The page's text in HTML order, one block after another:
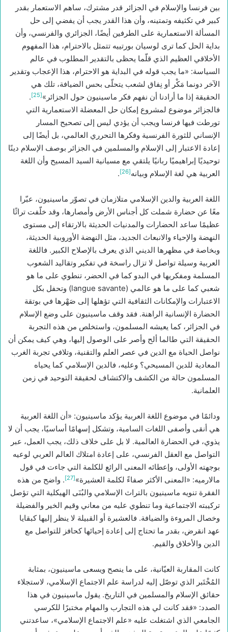
بين فرنسا والإسلام في الجزائر قدر مشترك، ساهم الاستعمار بقدر
كبير في تكثيفه وتمتينه، وأن هذا القدر يجب أن يفضي إلى حل
المسألة الاستعمارية على الطرفين أيضًا، الجزائري والفرنسي، وأن
بداية الحل كما ترى لوسيان بورتييه تتمثل بالاحترام، هذا المفهوم
الأخلاقي العظيم الذي قلّما يحظى بالتقدير المطلوب في عالم
السياسة: «ما يجب قوله في البداية هو الاحترام، هذا الإعجاب وتقدير
الآخر دونما مَكْر أو نِفاق لشعب يتحلّى بحس الضيافة، تلك هي
الحقيقة إذا ما أرادنا أن نفهم فكر ماسينيون حول الجزائر»[25]
.
فالجزائر موضوع لمشروع إمكان حل المعضلة الاستعمارية التي
تورطت فيها فرنسا ويجب أن يؤدي ليس إلى تصحيح المسار
الإنساني للثورة الفرنسية وفكرها التحرري العالمي، بل أيضًا إلى
إعادة الاعتبار إلى الإسلام والمسلمين في الجزائر بوصف الإسلام دينًا
توحيديًا إبراهيميًا ربانيًا يلتقي مع مسيانية السيد المسيح وأن اللغة
العربية هي لغة الإسلام وبيانه[26]
.
اللغة العربية والدين الإسلامي متلازمان في تصوّر ماسينيون، عبّرا
معًا عن حضارة شملت كل أجناس الأرض وأمصارها، وقد خلّفت تراثًا
عظيمًا ساعد الحضارات والمدنيات الحديثة بالارتقاء إلى مستوى
النهضة والإحياء والانبعاث الجديد، مثل النهضة الأوروبية الحديثة،
وبخاصة في مظهرها الديني الذي يعرف بالإصلاح الكبير. فاللغة
العربية وسيلة تواصل لا تزال راسخة في تفكير وتقاليد الشعوب
المسلمة ومفكريها في البدو كما في الحضر، تنطوي على ما هو
شعبي كما على ما هو عالمي (langue savante) وتحفل بكل
الاعتبارات والإمكانات الثقافية التي تؤهلها إلى صَهْرها في بوتقة
الحضارة الإنسانية الراهنة. فقد وقف ماسينيون على وضع الإسلام
في الجزائر، كما يعيشه المسلمون، واستخلص من هذه التجربة
الحقيقة التي طالما ألح وأصر على الوصول إليها، وهي كيف يمكن أن
نواصل الحياة مع الدين في عصر العلم والتقنية، وتلافي تجربة الغرب
المعادية للدين المسيحي؟ وعليه، فالدين الإسلامي كما يحياه
المسلمون حالة من الكشف والاكتشاف لحقيقة التوحيد في زمن
العلمانية.
ودائمًا في موضوع اللغة العربية يؤكد ماسينيون: «أن اللغة العربية
هي أنقى وأصفى اللغات السامية، وتشكل إسهامًا أساسيًا، يجب أن لا
يذوي، في الحضارة العالمية. لا بل على خلاف ذلك، يجب العمل، عبر
التواصل مع العقل الفرنسي، على إعادة امتلاك العالم العربي لوعيه
بوجهته الأولى، وإعطائه المعنى الرائع للكلمة التي جاءت في قول
مالارميه: «المعنى الأكثر صفاءً لكلمة العشيرة»[27]
. واضح من هذه
الفقرة تنويه ماسينيون بالتراث الإسلامي والبُنَى الهيكلية التي تؤصل
تركيبته الاجتماعية وما تنطوي عليه من معاني وقيم الخير والفضيلة
وخصال المروءة والضيافة. فالعشيرة أو القبيلة لا ينظر إليها كبقايا
عهد انقرض، بقدر ما تحتاج إلى إعادة إحيائها كحافز للتواصل مع
الدين والأخلاق والقيم.
كانت المقاربة العيّانية، على ما ينصح ويسعى ماسينيون، بمثابة
المُخْتَبر الذي توصّل إليه لدراسة علم الاجتماع الإسلامي، لاستجلاء
حقائق الإسلام والمسلمين في التاريخ. يقول ماسينيون في هذا
الصدد: «فقد كانت لي هذه التجارب والمهام مختبرًا للكرسي
الجامعي الذي اشتغلت عليه «علم الاجتماع الإسلامي»، ساعدتني